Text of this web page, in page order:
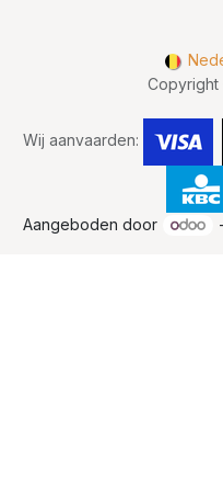
Copyright
Wij aanvaarden:
Aangeboden door